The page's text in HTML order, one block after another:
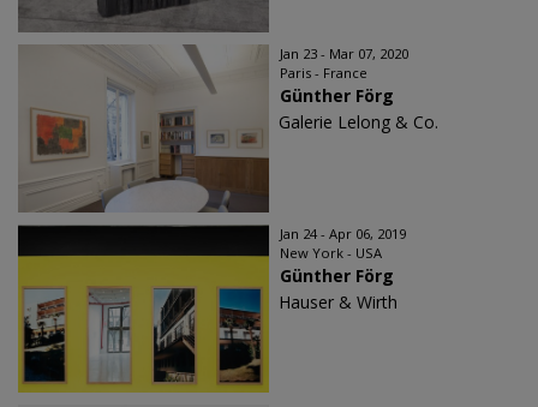
Jan 23 - Mar 07, 2020
Paris - France
Günther Förg
Galerie Lelong & Co.
Jan 24 - Apr 06, 2019
New York - USA
Günther Förg
Hauser & Wirth